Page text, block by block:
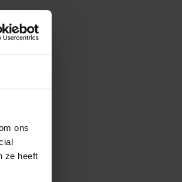
ons
ze heeft